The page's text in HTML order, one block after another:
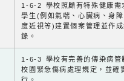
1-6-2 學校照顧有特殊健康需
學生(例如氣喘、心臟病、身
度近視等)建置個案管理並作
錄。
1-6-3 學校有完善的傳染病管
校園緊急傷病處理規定，並確